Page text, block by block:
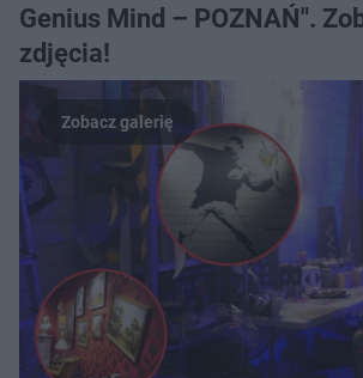
Genius Mind – POZNAŃ".
zdjęcia!